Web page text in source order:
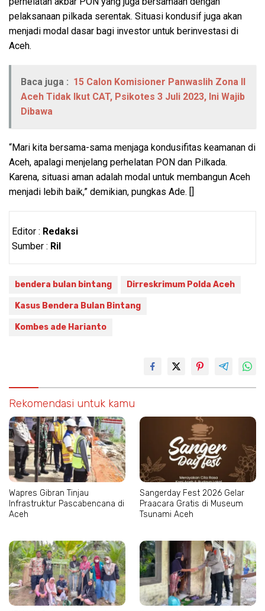
pelaksanaan pilkada serentak. Situasi kondusif juga akan
menjadi modal dasar bagi investor untuk berinvestasi di
Aceh.
Baca juga : 15 Calon Komisioner Panwaslih Zona II
Aceh Tidak Ikut CAT, Psikotes 3 Juli 2023, Ini Wajib
Dibawa
“Mari kita bersama-sama menjaga kondusifitas keamanan di
Aceh, apalagi menjelang perhelatan PON dan Pilkada.
Karena, situasi aman adalah modal untuk membangun Aceh
menjadi lebih baik,” demikian, pungkas Ade. []
Editor : Redaksi
Sumber : Ril
bendera bulan bintang Dirreskrimum Polda Aceh
Kasus Bendera Bulan Bintang
Kombes ade Harianto
Rekomendasi untuk kamu
Wapres Gibran Tinjau
Infrastruktur Pascabencana di
Aceh
Sangerday Fest 2026 Gelar
Praacara Gratis di Museum
Tsunami Aceh